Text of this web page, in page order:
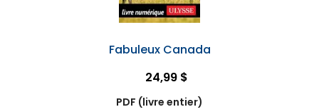
Fabuleux Canada
24,99 $
PDF (livre entier)